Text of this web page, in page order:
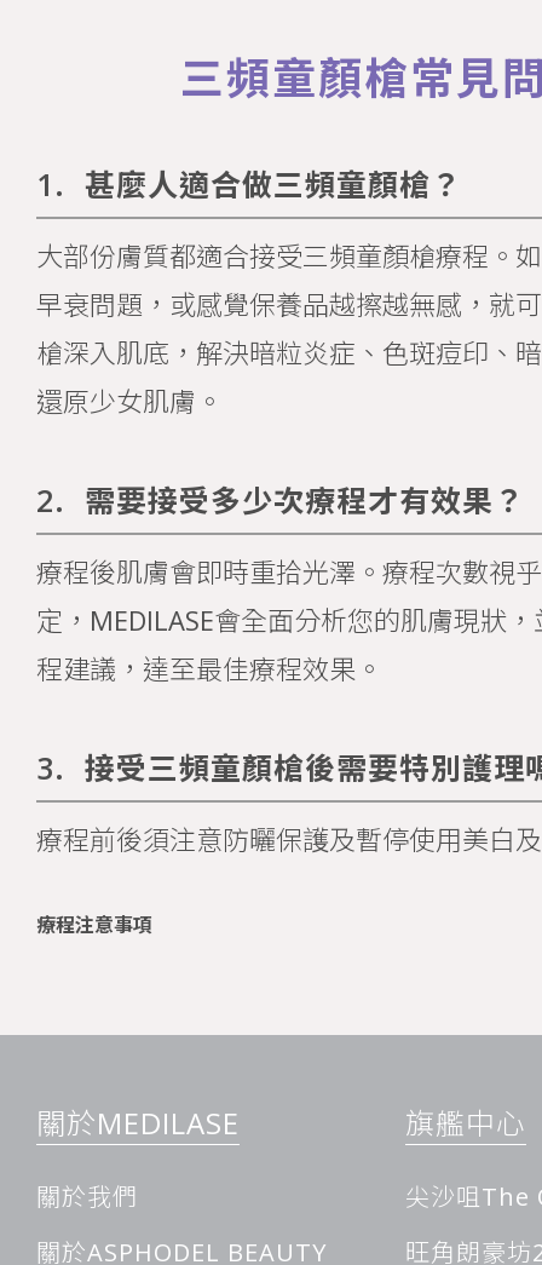
三頻童顏槍常見
1. 甚麼人適合做三頻童顏槍？
大部份膚質都適合接受三頻童顏槍療程。
早衰問題，或感覺保養品越擦越無感，就
槍深入肌底，解決暗粒炎症、色斑痘印、
還原少女肌膚。
2. 需要接受多少次療程才有效果？
療程後肌膚會即時重拾光澤。療程次數視
定，MEDILASE會全面分析您的肌膚現狀
程建議，達至最佳療程效果。
3. 接受三頻童顏槍後需要特別護理
療程前後須注意防曬保護及暫停使用美白
療程注意事項
關於MEDILASE
關於我們
關於ASPHODEL BEAUTY
旗艦中心
尖沙咀The
旺角朗豪坊